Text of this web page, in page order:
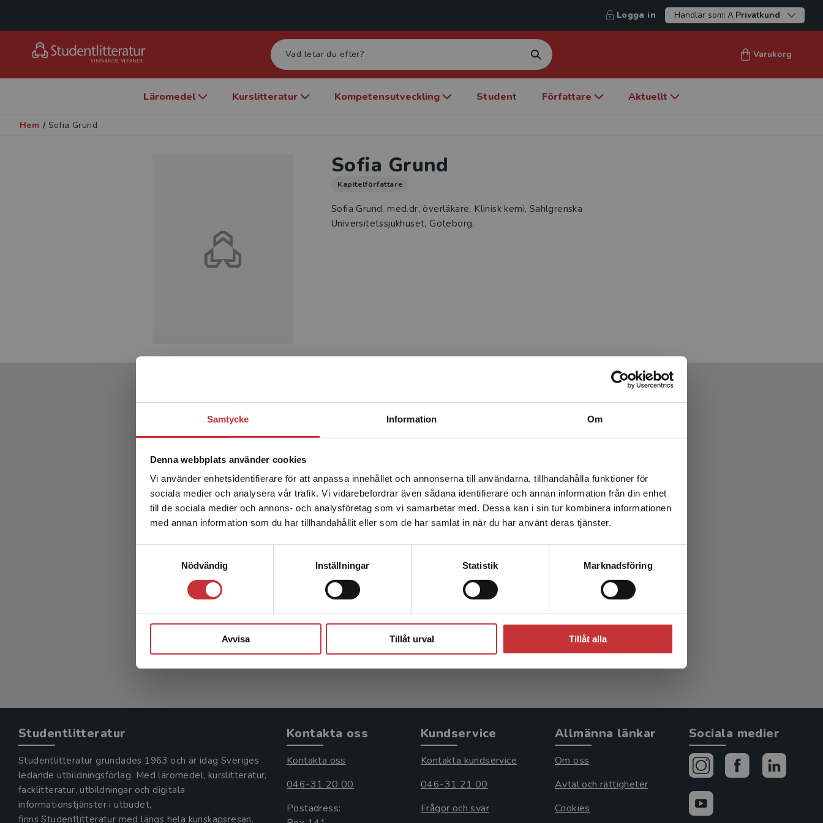
Samtycke Information Om
Denna webbplats använder cookies
Vi använder enhetsidentifierare för att anpassa innehållet och annonserna till användarna, tillhandahålla funktioner för
sociala medier och analysera vår trafik. Vi vidarebefordrar även sådana identifierare och annan information från din enhet
till de sociala medier och annons- och analysföretag som vi samarbetar med. Dessa kan i sin tur kombinera informationen
med annan information som du har tillhandahållit eller som de har samlat in när du har använt deras tjänster.
Nödvändig
Inställningar Statistik Marknadsföring
Avvisa Tillåt urval Tillåt alla
Begränsad fraktregion
Det verkar som att du besöker studentlitteratur.se via en
enhet utanför Sverige. Vi erbjuder inte leveranser utanför
Sverige. För att kunna slutföra ett köp måste
leveransadressen vara i Sverige.Läs mer
Logga in Handlar som: Privatkund
Varukorg
Läromedel Kurslitteratur Kompetensutveckling Student Författare Aktuellt
Hem / Sofia Grund
Sofia Grund
Kapitelförfattare
Sofia Grund, med.dr, överläkare, Klinisk kemi, Sahlgrenska
Universitetssjukhuset, Göteborg.
Produkter
praktisk medicin
1 131 krinkl. moms
Exkl. moms: 1 067 kr
praktisk medicin
720 kr
Studentlitteratur
Studentlitteratur grundades 1963 och är idag Sveriges
ledande utbildningsförlag. Med läromedel, kurslitteratur,
facklitteratur, utbildningar och digitala
informationstjänster i utbudet,
finns Studentlitteratur med längs hela kunskapsresan.
Kontakta oss
Kontakta oss
046-31 20 00
Postadress:
Kundservice
Kontakta kundservice
046-31 21 00
Frågor och svar
Allmänna länkar
Om oss
Avtal och rättigheter
Cookies
Sociala medier